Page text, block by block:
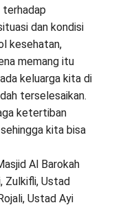
dan kondisi
kesehatan,
memang itu
keluarga kita di
terselesaikan.
ketertiban
kita bisa
Al Barokah
Zulkifli, Ustad
Ustad Ayi